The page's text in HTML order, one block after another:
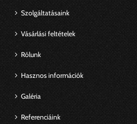
Szolgáltatásaink
Vásárlási feltételek
Rólunk
Hasznos információk
Galéria
Referenciáink